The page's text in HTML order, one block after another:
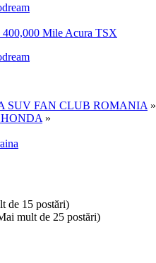
400,000 Mile Acura TSX
SUV FAN CLUB ROMANIA »
»
de 15 postări)
mult de 25 postări)